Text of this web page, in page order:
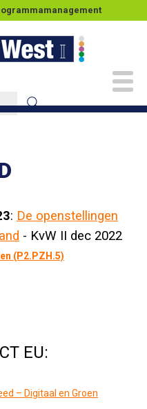
: De openstellingen
- KvW II dec 2022
(P2.PZH.5)
EU:
– Digitaal en Groen